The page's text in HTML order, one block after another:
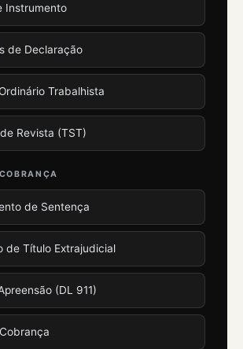
Instrumento
de Declaração
Trabalhista
Revista (TST)
de Sentença
de Título Extrajudicial
(DL 911)